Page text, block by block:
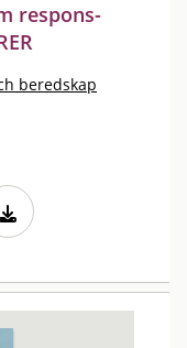
respons-
beredskap